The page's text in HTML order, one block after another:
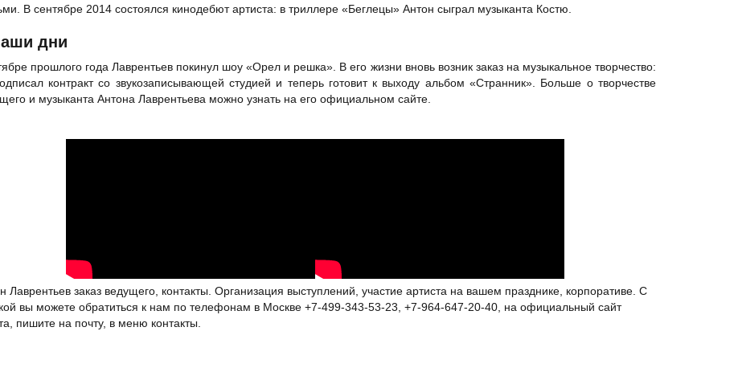
В сентябре 2014 состоялся кинодебют артиста: в триллере «Беглецы» Антон сыграл музыканта Костю.
дни
прошлого года Лаврентьев покинул шоу «Орел и решка». В его жизни вновь возник заказ на музыкальное творчество:
контракт со звукозаписывающей студией и теперь готовит к выходу альбом «Странник». Больше о творчестве
и музыканта Антона Лаврентьева можно узнать на его официальном сайте.
Лаврентьев заказ ведущего, контакты. Организация выступлений, участие артиста на вашем празднике, корпоративе. С
вы можете обратиться к нам по телефонам в Москве +7-499-343-53-23, +7-964-647-20-40, на официальный сайт
пишите на почту, в меню контакты.